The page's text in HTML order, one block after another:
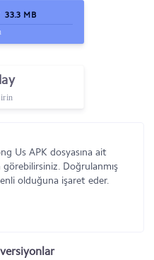
33.3 MB
Us APK dosyasına ait
görebilirsiniz. Doğrulanmış
olduğuna işaret eder.